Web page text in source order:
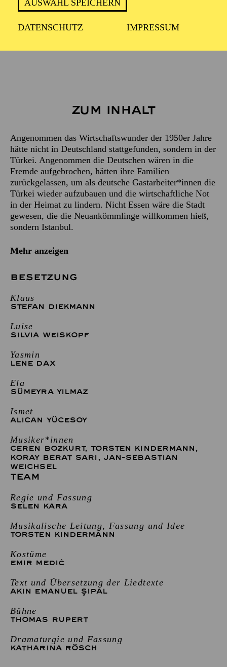
AUSWAHL SPEICHERN
DATENSCHUTZ IMPRESSUM
Zum Inhalt
Angenommen das Wirtschaftswunder der 1950er Jahre
hätte nicht in Deutschland stattgefunden, sondern in der
Türkei. Angenommen die Deutschen wären in die
Fremde aufgebrochen, hätten ihre Familien
zurückgelassen, um als deutsche Gastarbeiter*innen die
Türkei wieder aufzubauen und die wirtschaftliche Not
in der Heimat zu lindern. Nicht Essen wäre die Stadt
gewesen, die die Neuankömmlinge willkommen hieß,
sondern Istanbul.
Mehr anzeigen
BESETZUNG
Klaus
STEFAN DIEKMANN
Luise
SILVIA WEISKOPF
Yasmin
LENE DAX
Ela
SÜMEYRA YILMAZ
Ismet
ALICAN YÜCESOY
Musiker*innen
CEREN BOZKURT, TORSTEN KINDERMANN ,
KORAY BERAT SARI , JAN-SEBASTIAN
WEICHSEL
TEAM
Regie und Fassung
SELEN KARA
Musikalische Leitung, Fassung und Idee
TORSTEN KINDERMANN
Kostüme
EMIR MEDIĆ
Text und Übersetzung der Liedtexte
AKIN EMANUEL ŞIPAL
Bühne
THOMAS RUPERT
Dramaturgie und Fassung
KATHARINA RÖSCH